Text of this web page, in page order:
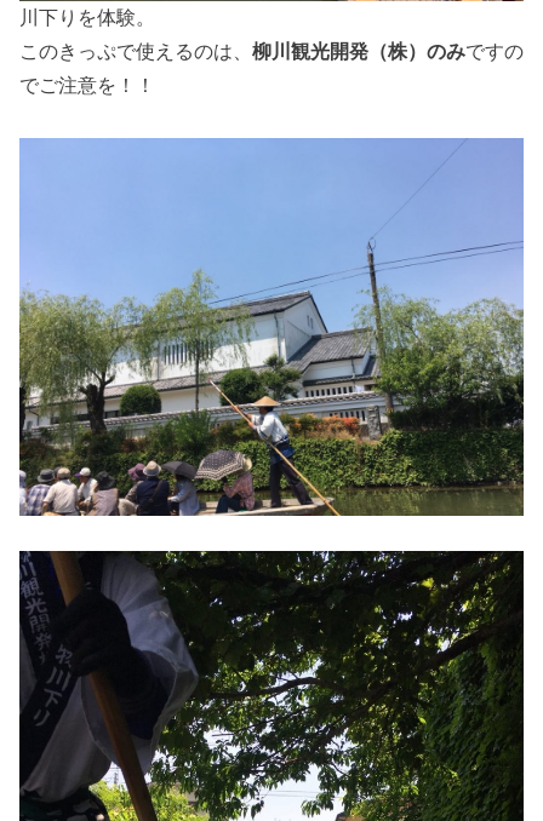
川下りを体験。
このきっぷで使えるのは、 柳川観光開発（株）のみですの
でご注意を！！